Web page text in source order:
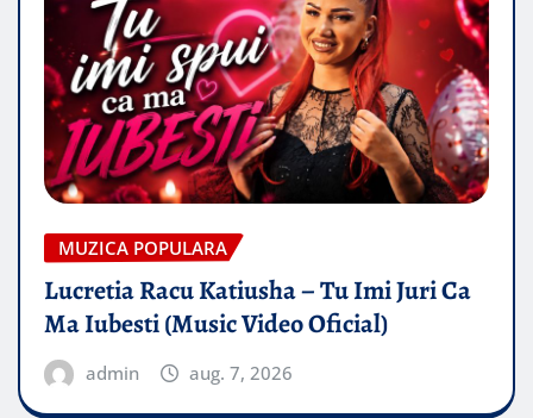
MUZICA POPULARA
Lucretia Racu Katiusha – Tu Imi Juri Ca
Ma Iubesti (Music Video Oficial)
admin aug. 7, 2026